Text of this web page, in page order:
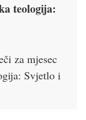
teologija:
za mjesec
Svjetlo i